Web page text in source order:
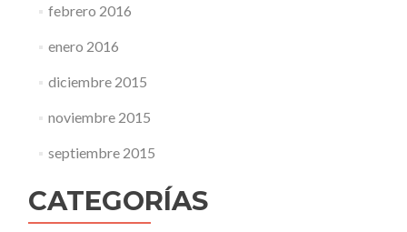
febrero 2016
enero 2016
diciembre 2015
noviembre 2015
septiembre 2015
CATEGORÍAS